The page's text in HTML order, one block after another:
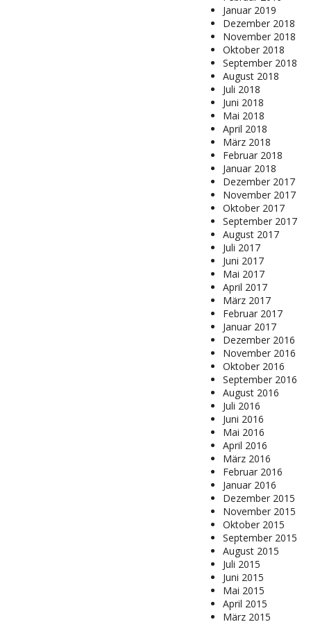
Januar 2019
Dezember 2018
November 2018
Oktober 2018
September 2018
August 2018
Juli 2018
Juni 2018
Mai 2018
April 2018
März 2018
Februar 2018
Januar 2018
Dezember 2017
November 2017
Oktober 2017
September 2017
August 2017
Juli 2017
Juni 2017
Mai 2017
April 2017
März 2017
Februar 2017
Januar 2017
Dezember 2016
November 2016
Oktober 2016
September 2016
August 2016
Juli 2016
Juni 2016
Mai 2016
April 2016
März 2016
Februar 2016
Januar 2016
Dezember 2015
November 2015
Oktober 2015
September 2015
August 2015
Juli 2015
Juni 2015
Mai 2015
April 2015
März 2015